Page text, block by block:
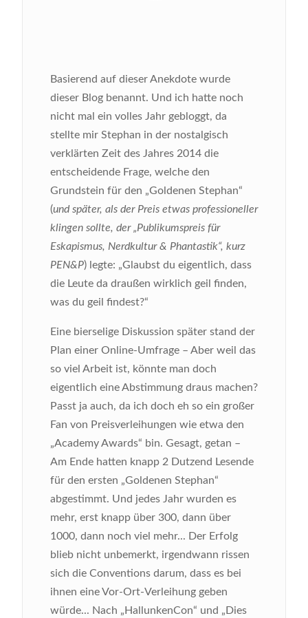
Basierend auf dieser Anekdote wurde
dieser Blog benannt. Und ich hatte noch
nicht mal ein volles Jahr gebloggt, da
stellte mir Stephan in der nostalgisch
verklärten Zeit des Jahres 2014 die
entscheidende Frage, welche den
Grundstein für den „Goldenen Stephan“
(und später, als der Preis etwas professioneller
klingen sollte, der „Publikumspreis für
Eskapismus, Nerdkultur & Phantastik“, kurz
PEN&P) legte: „Glaubst du eigentlich, dass
die Leute da draußen wirklich geil finden,
was du geil findest?“
Eine bierselige Diskussion später stand der
Plan einer Online-Umfrage – Aber weil das
so viel Arbeit ist, könnte man doch
eigentlich eine Abstimmung draus machen?
Passt ja auch, da ich doch eh so ein großer
Fan von Preisverleihungen wie etwa den
„Academy Awards“ bin. Gesagt, getan –
Am Ende hatten knapp 2 Dutzend Lesende
für den ersten „Goldenen Stephan“
abgestimmt. Und jedes Jahr wurden es
mehr, erst knapp über 300, dann über
1000, dann noch viel mehr... Der Erfolg
blieb nicht unbemerkt, irgendwann rissen
sich die Conventions darum, dass es bei
ihnen eine Vor-Ort-Verleihung geben
würde... Nach „HallunkenCon“ und „Dies